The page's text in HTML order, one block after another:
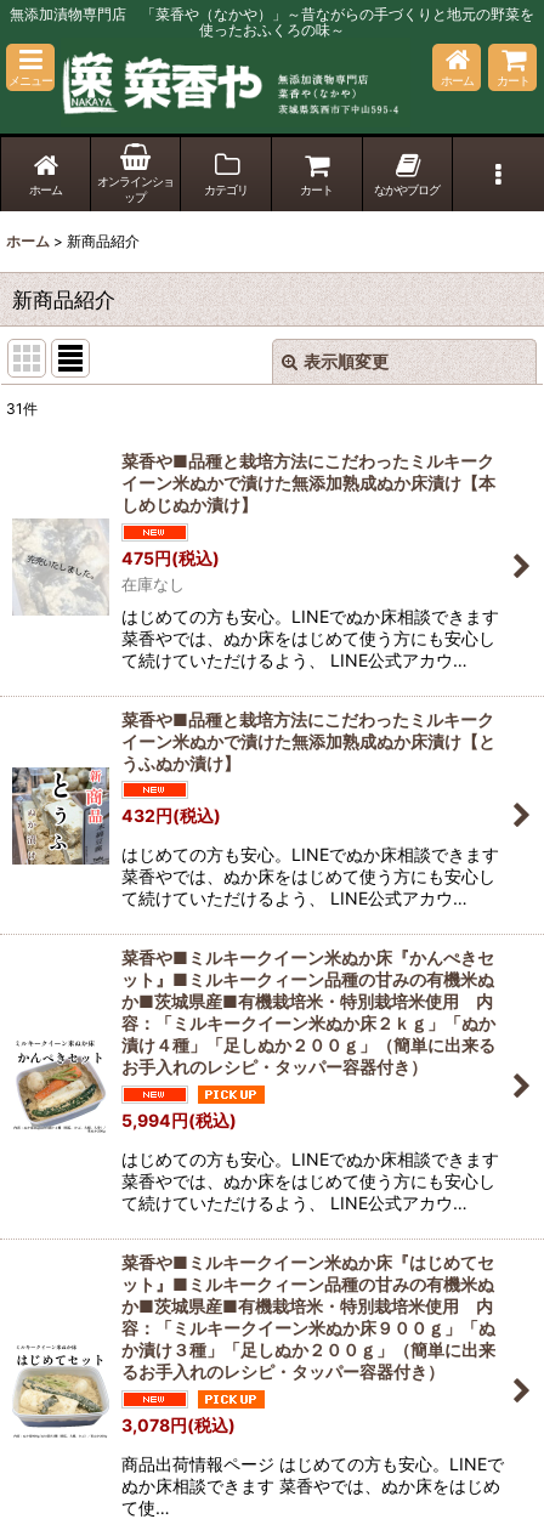
無添加漬物専門店 「菜香や（なかや）」～昔ながらの手づくりと地元の野菜を
使ったおふくろの味～
メニュー ホーム カート
ホーム
オンラインショ
ップ
カテゴリ カート なかやブログ
ホーム > 新商品紹介
新商品紹介
表示順変更 閉じる
31件
菜香や■品種と栽培方法にこだわったミルキーク
イーン米ぬかで漬けた無添加熟成ぬか床漬け【本
しめじぬか漬け】
475円(税込)
在庫なし
はじめての方も安心。LINEでぬか床相談できます
菜香やでは、ぬか床をはじめて使う方にも安心し
て続けていただけるよう、 LINE公式アカウ…
菜香や■品種と栽培方法にこだわったミルキーク
イーン米ぬかで漬けた無添加熟成ぬか床漬け【と
うふぬか漬け】
432円(税込)
はじめての方も安心。LINEでぬか床相談できます
菜香やでは、ぬか床をはじめて使う方にも安心し
て続けていただけるよう、 LINE公式アカウ…
菜香や■ミルキークイーン米ぬか床『かんぺきセ
ット』■ミルキークィーン品種の甘みの有機米ぬ
か■茨城県産■有機栽培米・特別栽培米使用 内
容：「ミルキークイーン米ぬか床２ｋｇ」「ぬか
漬け４種」「足しぬか２００ｇ」（簡単に出来る
お手入れのレシピ・タッパー容器付き）
5,994円(税込)
はじめての方も安心。LINEでぬか床相談できます
菜香やでは、ぬか床をはじめて使う方にも安心し
て続けていただけるよう、 LINE公式アカウ…
菜香や■ミルキークイーン米ぬか床『はじめてセ
ット』■ミルキークィーン品種の甘みの有機米ぬ
か■茨城県産■有機栽培米・特別栽培米使用 内
容：「ミルキークイーン米ぬか床９００ｇ」「ぬ
か漬け３種」「足しぬか２００ｇ」（簡単に出来
るお手入れのレシピ・タッパー容器付き）
3,078円(税込)
商品出荷情報ページ はじめての方も安心。LINEで
ぬか床相談できます 菜香やでは、ぬか床をはじめ
て使…